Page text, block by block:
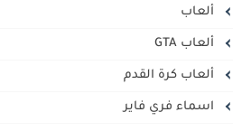
ألعاب
ألعاب GTA
ألعاب كرة القدم
اسماء فري فاير